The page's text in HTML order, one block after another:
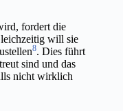
fordert die
will sie
8. Dies führt
sind und das
nicht wirklich